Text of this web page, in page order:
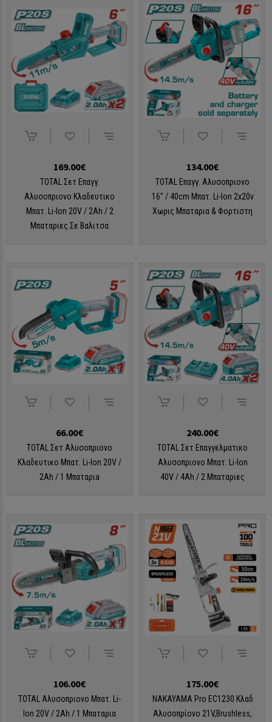
169.00€
TOTAL Σετ Επαγγ.
Αλυσοπριονο Κλαδευτικο
Μπατ. Li-Ion 20V / 2Ah / 2
Μπαταριες Σε Βαλιτσα
134.00€
TOTAL Επαγγ. Αλυσοπριονο
16″ / 40cm Μπατ. Li-Ion 2x20v
Χωρις Μπαταρια & Φορτιστη
66.00€
TOTAL Σετ Αλυσοπριονο
Κλαδευτικο Μπατ. Li-Ion 20V /
2Ah / 1 Μπαταριa
240.00€
TOTAL Σετ Επαγγελματικο
Αλυσοπριονο Μπατ. Li-Ion
40V / 4Ah / 2 Μπαταριες
106.00€
TOTAL Αλυσοπριονο Μπατ. Li-
Ion 20V / 2Ah / 1 Μπαταρια
175.00€
NAKAYAMA Pro EC1230 Κλαδ
Αλυσοπρίονο 21V,Brushless,